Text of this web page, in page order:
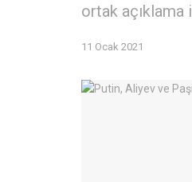
ortak açıklama
11 Ocak 2021